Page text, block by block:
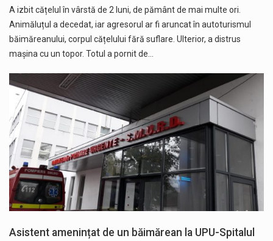
A izbit cățelul în vârstă de 2 luni, de pământ de mai multe ori.
Animăluțul a decedat, iar agresorul ar fi aruncat în autoturismul
băimăreanului, corpul cățelului fără suflare. Ulterior, a distrus
mașina cu un topor. Totul a pornit de…
Asistent amenințat de un băimărean la UPU-Spitalul